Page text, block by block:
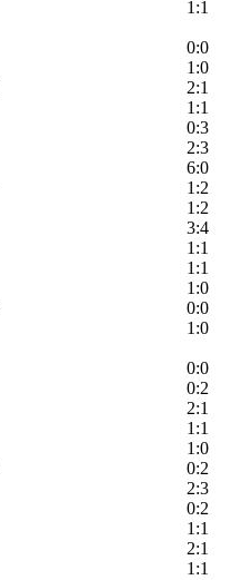
1:1
0:0
1:0
2:1
1:1
0:3
2:3
6:0
1:2
1:2
3:4
1:1
1:1
1:0
0:0
1:0
0:0
0:2
2:1
1:1
1:0
0:2
2:3
0:2
1:1
2:1
1:1